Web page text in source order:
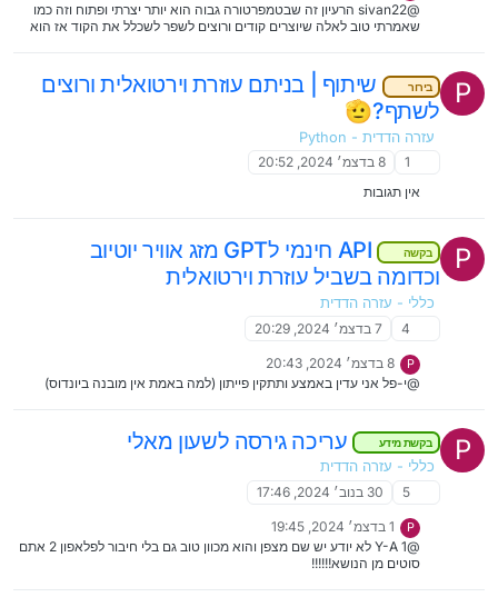
@sivan22 הרעיון זה שבטמפרטורה גבוה הוא יותר יצרתי ופתוח וזה כמו
שאמרתי טוב לאלה שיוצרים קודים ורוצים לשפר לשכלל את הקוד אז הוא
P בירור
שיתוף | בניתם עוזרת וירטואלית ורוצים
לשתף?🫡
עזרה הדדית - Python
1
8 בדצמ׳ 2024, 20:52
אין תגובות
P בקשה
API חינמי לGPT מזג אוויר יוטיוב
וכדומה בשביל עוזרת וירטואלית
כללי - עזרה הדדית
4
7 בדצמ׳ 2024, 20:29
P
8 בדצמ׳ 2024, 20:43
@י-פל אני עדין באמצע ותתקין פייתון (למה באמת אין מובנה ביונדוס)
P בקשת מידע עריכה גירסה לשעון מאלי
כללי - עזרה הדדית
5
30 בנוב׳ 2024, 17:46
P
1 בדצמ׳ 2024, 19:45
@Y-A 1 לא יודע יש שם מצפן והוא מכוון טוב גם בלי חיבור לפלאפון 2 אתם
סוטים מן הנושא!!!!!!